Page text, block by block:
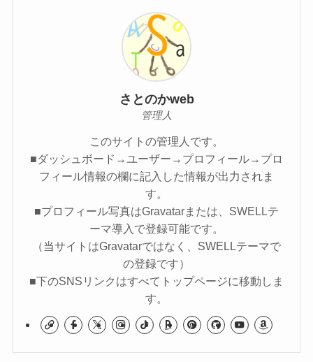
さとのかweb
管理人
このサイトの管理人です。
■ダッシュボード→ユーザー→プロフィール→プロ
フィール情報の欄に記入した情報が出力されま
す。
■プロフィール写真はGravatarまたは、SWELLテ
ーマ導入で登録可能です。
（当サイトはGravatarではなく、SWELLテーマで
の登録です）
■下のSNSリンクはすべてトップページに移動しま
す。